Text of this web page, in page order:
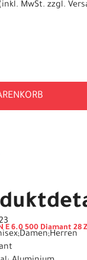
MwSt. zzgl.
E 6.0 500 Diamant 28